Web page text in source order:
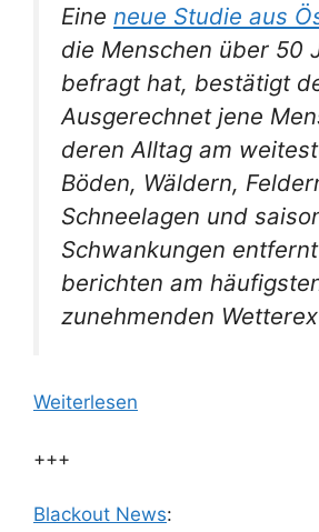
Eine neue Studie aus
die Menschen über 50
befragt hat, bestätigt
Ausgerechnet jene
deren Alltag am
Böden, Wäldern,
Schneelagen und
Schwankungen
berichten am
zunehmenden
Weiterlesen
+++
Blackout News: